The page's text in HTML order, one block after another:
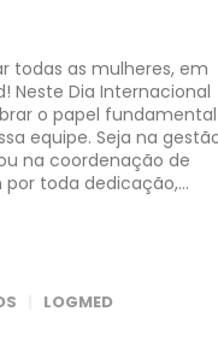
todas as mulheres, em
Neste Dia Internacional
o papel fundamental
equipe. Seja na
na coordenação de
por toda dedicação,…
LOGMED